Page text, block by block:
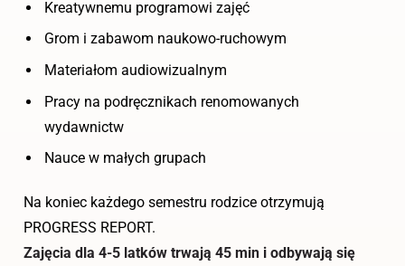
Kreatywnemu programowi zajęć
Grom i zabawom naukowo-ruchowym
Materiałom audiowizualnym
Pracy na podręcznikach renomowanych
wydawnictw
Nauce w małych grupach
Na koniec każdego semestru rodzice otrzymują
PROGRESS REPORT.
Zajęcia dla 4-5 latków trwają 45 min i odbywają się